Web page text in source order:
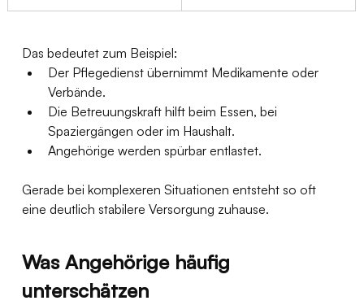
Das bedeutet zum Beispiel:
Der Pflegedienst übernimmt Medikamente oder
Verbände.
Die Betreuungskraft hilft beim Essen, bei
Spaziergängen oder im Haushalt.
Angehörige werden spürbar entlastet.
Gerade bei komplexeren Situationen entsteht so oft
eine deutlich stabilere Versorgung zuhause.
Was Angehörige häufig
unterschätzen